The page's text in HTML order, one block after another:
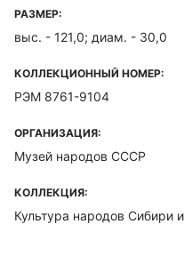
РАЗМЕР:
выс. - 121,0; диам. - 30,0
КОЛЛЕКЦИОННЫЙ НОМЕР:
РЭМ 8761-9104
ОРГАНИЗАЦИЯ:
Музей народов СССР
КОЛЛЕКЦИЯ:
Культура народов Сибири